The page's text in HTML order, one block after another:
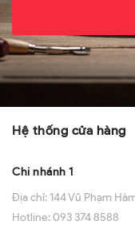
Hệ thống cửa hàng
Chi nhánh 1
Địa chỉ: 144 Vũ Phạm
Hotline:093 374 8588